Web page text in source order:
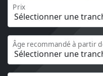
Prix
Âge recommandé à partir